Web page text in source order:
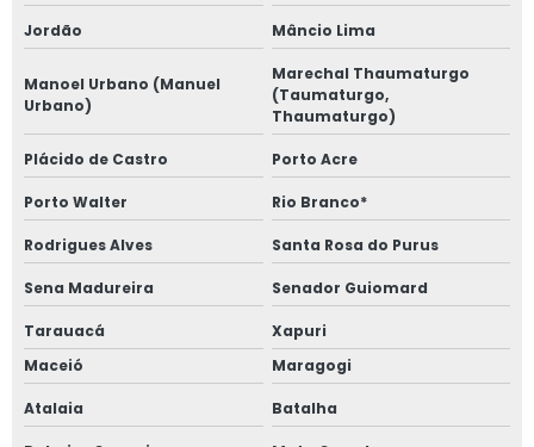
Jordão Mâncio Lima
Manoel Urbano (Manuel
Urbano)
Marechal Thaumaturgo
(Taumaturgo,
Thaumaturgo)
Plácido de Castro Porto Acre
Porto Walter Rio Branco*
Rodrigues Alves Santa Rosa do Purus
Sena Madureira Senador Guiomard
Tarauacá
Xapuri
Maceió
Maragogi
Atalaia Batalha